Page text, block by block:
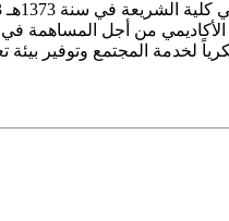
الأكاديمي من أجل
لخدمة المجتمع وتوفير